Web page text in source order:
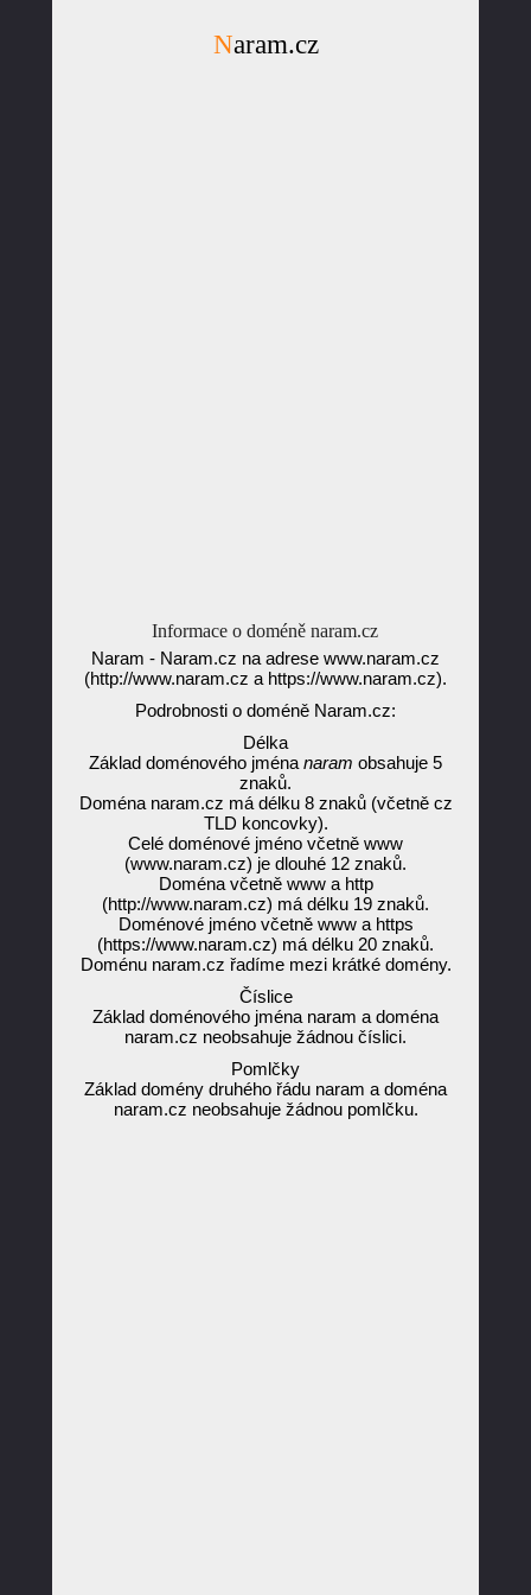
Naram.cz
Informace o doméně naram.cz
Naram - Naram.cz na adrese www.naram.cz
(http://www.naram.cz a https://www.naram.cz).
Podrobnosti o doméně Naram.cz:
Délka
Základ doménového jména naram obsahuje 5
znaků.
Doména naram.cz má délku 8 znaků (včetně cz
TLD koncovky).
Celé doménové jméno včetně www
(www.naram.cz) je dlouhé 12 znaků.
Doména včetně www a http
(http://www.naram.cz) má délku 19 znaků.
Doménové jméno včetně www a https
(https://www.naram.cz) má délku 20 znaků.
Doménu naram.cz řadíme mezi krátké domény.
Číslice
Základ doménového jména naram a doména
naram.cz neobsahuje žádnou číslici.
Pomlčky
Základ domény druhého řádu naram a doména
naram.cz neobsahuje žádnou pomlčku.